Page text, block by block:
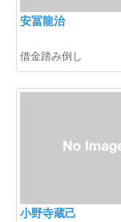
安冨龍治
借金踏み倒し
小野寺蔵己